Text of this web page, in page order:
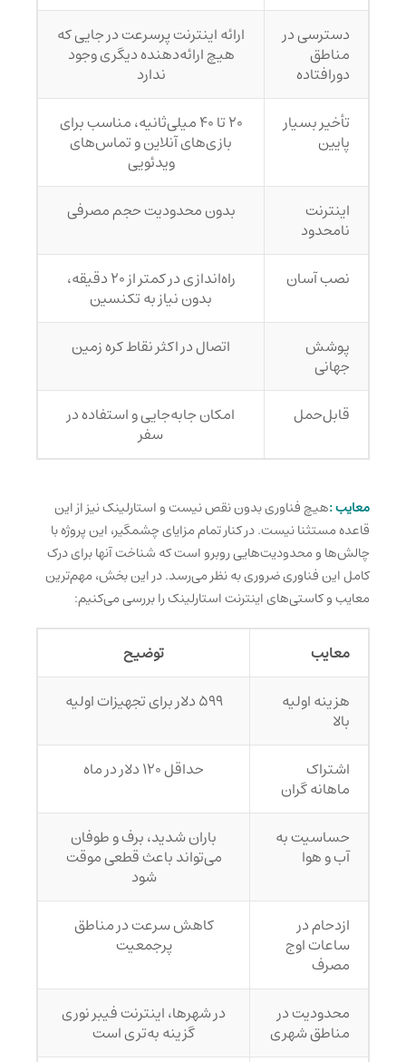
دسترسی در
مناطق
دورافتاده
ارائه اینترنت پرسرعت در جایی که
هیچ ارائه‌دهنده دیگری وجود
ندارد
تأخیر بسیار
پایین
۲۰ تا ۴۰ میلی‌ثانیه، مناسب برای
بازی‌های آنلاین و تماس‌های
ویدئویی
اینترنت
نامحدود
بدون محدودیت حجم مصرفی
نصب آسان راه‌اندازی در کمتر از ۲۰ دقیقه،
بدون نیاز به تکنسین
پوشش
جهانی
اتصال در اکثر نقاط کره زمین
قابل‌حمل امکان جابه‌جایی و استفاده در
سفر
معایب :هیچ فناوری بدون نقص نیست و استارلینک نیز از این
قاعده مستثنا نیست. در کنار تمام مزایای چشمگیر، این پروژه با
چالش‌ها و محدودیت‌هایی روبرو است که شناخت آنها برای درک
کامل این فناوری ضروری به نظر می‌رسد. در این بخش، مهم‌ترین
معایب و کاستی‌های اینترنت استارلینک را بررسی می‌کنیم:
معایب
توضیح
هزینه اولیه
بالا
۵۹۹ دلار برای تجهیزات اولیه
اشتراک
ماهانه گران
حداقل ۱۲۰ دلار در ماه
حساسیت به
آب و هوا
باران شدید، برف و طوفان
می‌تواند باعث قطعی موقت
شود
ازدحام در
ساعات اوج
مصرف
کاهش سرعت در مناطق
پرجمعیت
محدودیت در
مناطق شهری
در شهرها، اینترنت فیبر نوری
گزینه به‌تری است